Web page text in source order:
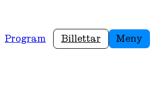
Program Billettar Meny